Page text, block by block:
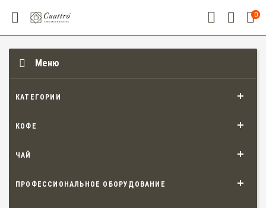
0
Меню
КАТЕГОРИИ
КОФЕ
ЧАЙ
ПРОФЕССИОНАЛЬНОЕ ОБОРУДОВАНИЕ